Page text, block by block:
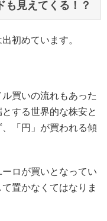
も見えてくる！？
初めています。
買いの流れもあった
する世界的な株安と
「円」が買われる傾
ロが買いとなってい
置かなくてはなりま